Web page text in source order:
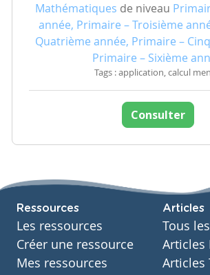
Mathématiques de niveau
année, Primaire – Troisième
Quatrième année, Primaire –
Primaire – Sixième
Tags : application, calcul
Consulter
Ressources
Les ressources
Créer une ressource
Mes ressources
Articles
Tous
Articles
Articles